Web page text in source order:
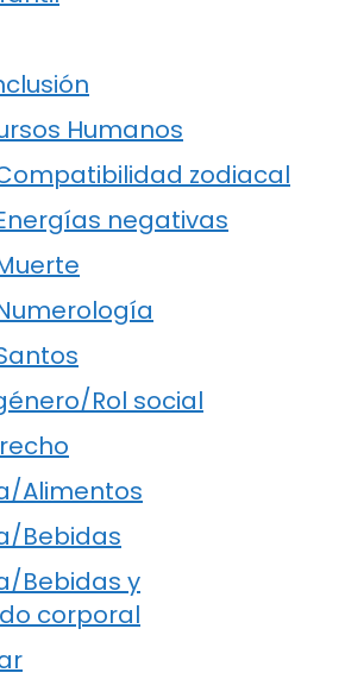
Humanos
zodiacal
negativas
Rol social
Alimentos
Bebidas
Bebidas y
corporal